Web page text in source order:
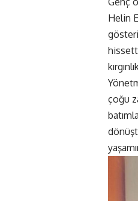
Helin
çoğu